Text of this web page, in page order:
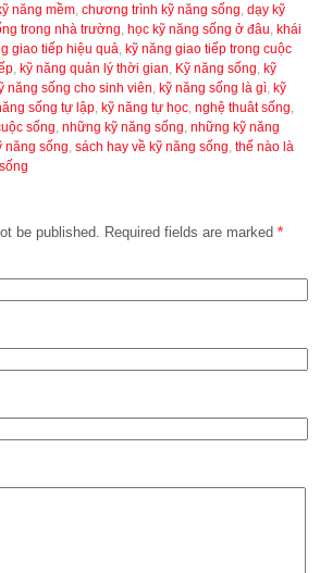
năng mềm, chương trình kỹ năng sống, dạy kỹ
trong nhà trường, học kỹ năng sống ở đâu, khái
giao tiếp hiệu quả, kỹ năng giao tiếp trong cuộc
, kỹ năng quản lý thời gian, Kỹ năng sống, kỹ
năng sống cho sinh viên, kỹ năng sống là gì, kỹ
sống tự lập, kỹ năng tự học, nghệ thuât sống,
sống, những kỹ năng sống, những kỹ năng
năng sống, sách hay về kỹ năng sống, thế nào là
be published. Required fields are marked *